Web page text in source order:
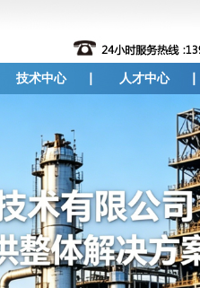
技术中心 人才中心